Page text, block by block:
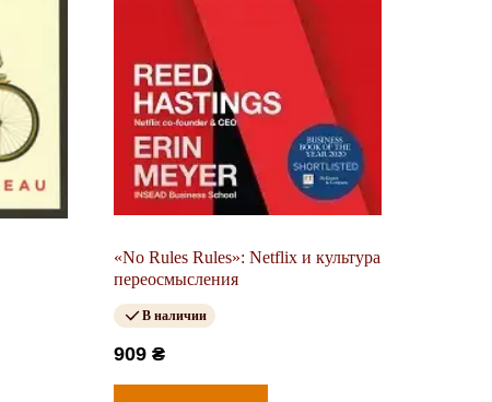
«No Rules Rules»: Netflix и культура
переосмысления
В наличии
909 ₴